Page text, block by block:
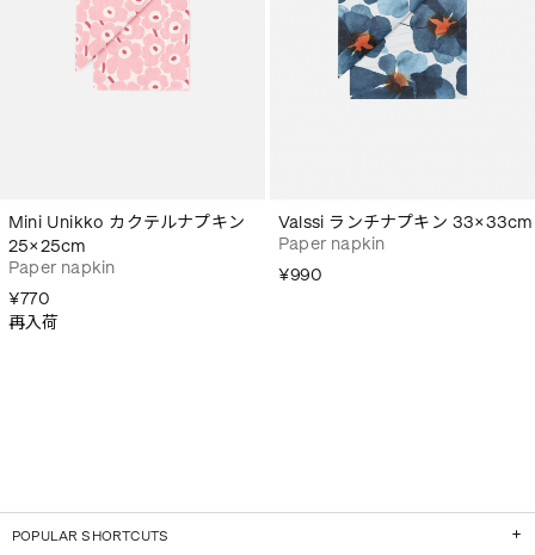
Mini Unikko カクテルナプキン
25×25cm
Paper napkin
¥770
再入荷
Valssi ランチナプキン 33×33cm
Paper napkin
¥990
POPULAR SHORTCUTS